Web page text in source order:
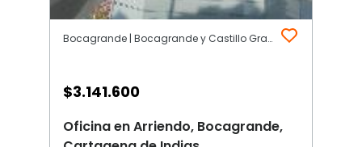
Bocagrande | Bocagrande y Castillo Grande | Cartagena de Indias
$3.141.600
Oficina en Arriendo, Bocagrande,